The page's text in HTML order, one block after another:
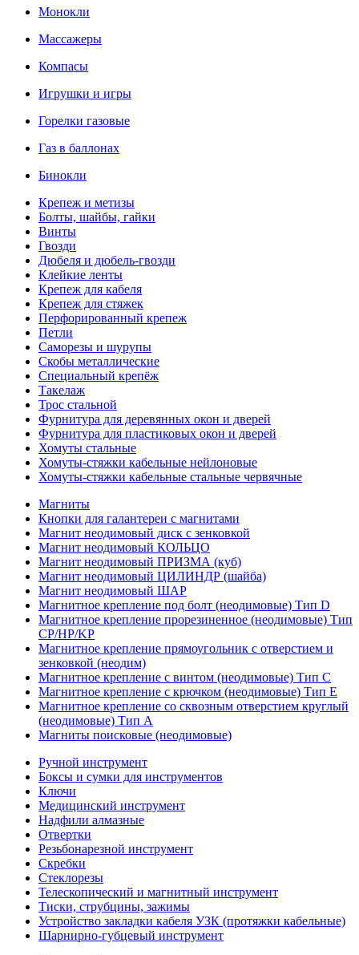
Монокли
Массажеры
Компасы
Игрушки и игры
Горелки газовые
Газ в баллонах
Бинокли
Крепеж и метизы
Болты, шайбы, гайки
Винты
Гвозди
Дюбеля и дюбель-гвозди
Клейкие ленты
Крепеж для кабеля
Крепеж для стяжек
Перфорированный крепеж
Петли
Саморезы и шурупы
Скобы металлические
Специальный крепёж
Такелаж
Трос стальной
Фурнитура для деревянных окон и дверей
Фурнитура для пластиковых окон и дверей
Хомуты стальные
Хомуты-стяжки кабельные нейлоновые
Хомуты-стяжки кабельные стальные червячные
Магниты
Кнопки для галантереи с магнитами
Магнит неодимовый диск с зенковкой
Магнит неодимовый КОЛЬЦО
Магнит неодимовый ПРИЗМА (куб)
Магнит неодимовый ЦИЛИНДР (шайба)
Магнит неодимовый ШАР
Магнитное крепление под болт (неодимовые) Тип D
Магнитное крепление прорезиненное (неодимовые) Тип
CP/HP/KP
Магнитное крепление прямоугольник с отверстием и
зенковкой (неодим)
Магнитное крепление с винтом (неодимовые) Тип С
Магнитное крепление с крючком (неодимовые) Тип Е
Магнитное крепление со сквозным отверстием круглый
(неодимовые) Тип А
Магниты поисковые (неодимовые)
Ручной инструмент
Боксы и сумки для инструментов
Ключи
Медицинский инструмент
Надфили алмазные
Отвертки
Резьбонарезной инструмент
Скребки
Стеклорезы
Телескопический и магнитный инструмент
Тиски, струбцины, зажимы
Устройство закладки кабеля УЗК (протяжки кабельные)
Шарнирно-губцевый инструмент